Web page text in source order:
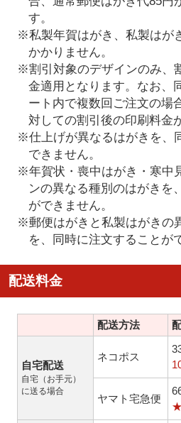
す。
※私製年賀はがき、私製はが
かかりません。
※割引対象のデザインのみ、
金適用となります。なお、
ート内で複数回ご注文の場
対しての割引後の印刷料金
※仕上げが異なるはがきを、
できません。
※年賀状・喪中はがき・寒中
ンの異なる種別のはがきを
ができません。
※郵便はがきと私製はがきの
を、同時に注文することが
配送料金
配送方法
自宅配送
自宅（お手元）
に送る場合
ネコポス
ヤマト宅急便
★